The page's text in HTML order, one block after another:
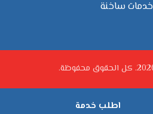
خدمات ساخنة
اطلب خدمة